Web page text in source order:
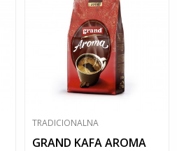
TRADICIONALNA
GRAND KAFA AROMA